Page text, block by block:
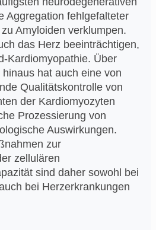
Aggregation fehlgefalteter
Amyloiden verklumpen.
das Herz beeinträchtigen,
Kardiomyopathie. Über
hat auch eine von
Qualitätskontrolle von
der Kardiomyozyten
Prozessierung von
Auswirkungen.
zur
zellulären
sind daher sowohl bei
bei Herzerkrankungen